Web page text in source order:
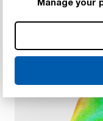
contre
matériaux